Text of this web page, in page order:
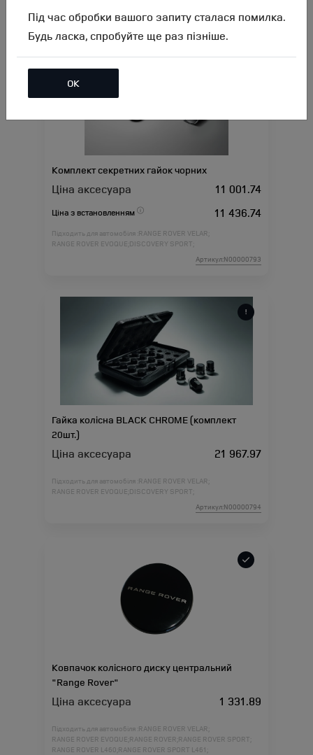
Комплект секретних гайок чорних
Ціна аксесуара 11 001.74
Ціна з встановленням 11 436.74
Підходить для автомобіля : RANGE ROVER VELAR;
RANGE ROVER EVOQUE; DISCOVERY SPORT;
Артикул:N00000793
Гайка колісна BLACK CHROME (комплект
20шт.)
Ціна аксесуара 21 967.97
Підходить для автомобіля : RANGE ROVER VELAR;
RANGE ROVER EVOQUE; DISCOVERY SPORT;
Артикул:N00000794
Ковпачок колісного диску центральний
"Range Rover"
Ціна аксесуара 1 331.89
Підходить для автомобіля : RANGE ROVER VELAR;
RANGE ROVER EVOQUE; RANGE ROVER; RANGE ROVER SPORT;
RANGE ROVER L460; RANGE ROVER SPORT L461;
Під час обробки вашого запиту сталася помилка.
Будь ласка, спробуйте ще раз пізніше.
ОК